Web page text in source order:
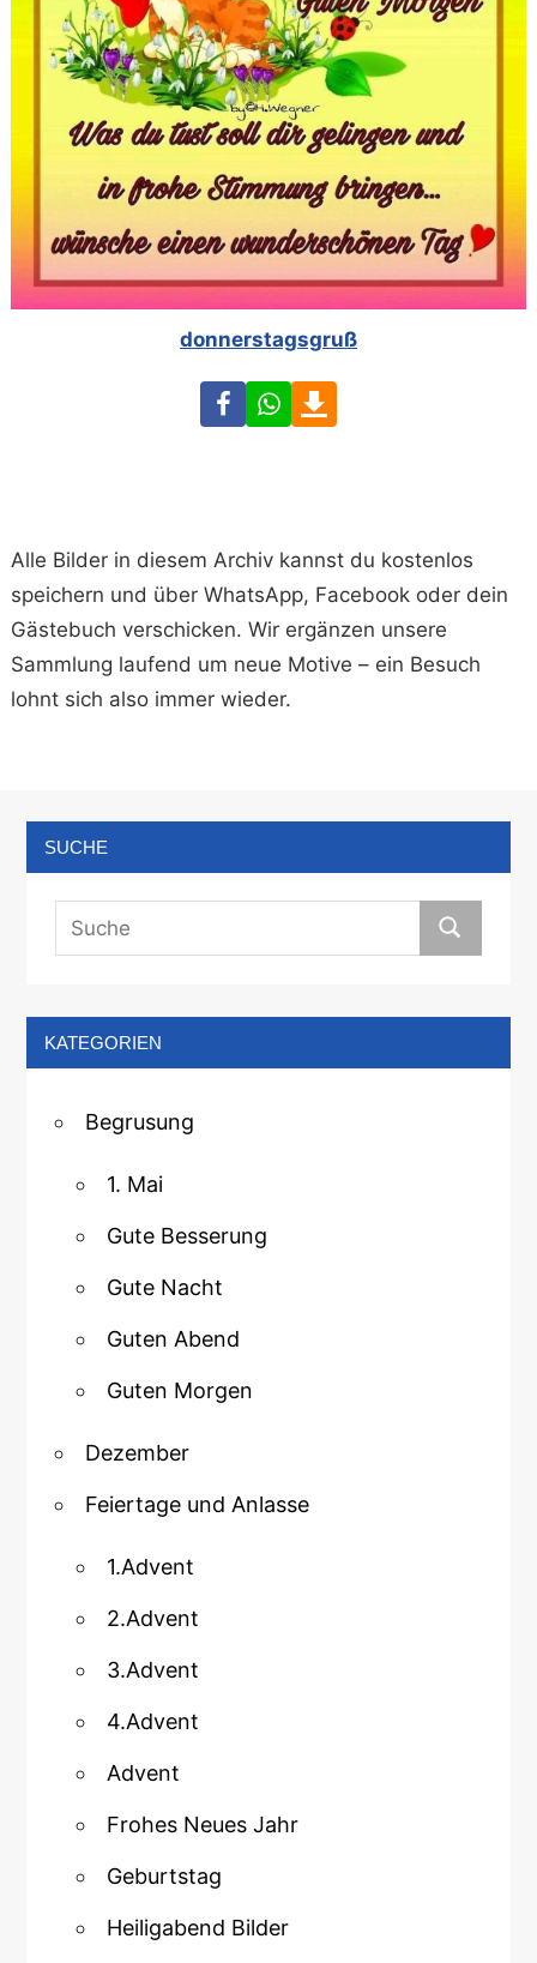
donnerstagsgruß
FacebookWhatsApp
Alle Bilder in diesem Archiv kannst du kostenlos
speichern und über WhatsApp, Facebook oder dein
Gästebuch verschicken. Wir ergänzen unsere
Sammlung laufend um neue Motive – ein Besuch
lohnt sich also immer wieder.
SUCHE
KATEGORIEN
Begrusung
1. Mai
Gute Besserung
Gute Nacht
Guten Abend
Guten Morgen
Dezember
Feiertage und Anlasse
1.Advent
2.Advent
3.Advent
4.Advent
Advent
Frohes Neues Jahr
Geburtstag
Heiligabend Bilder